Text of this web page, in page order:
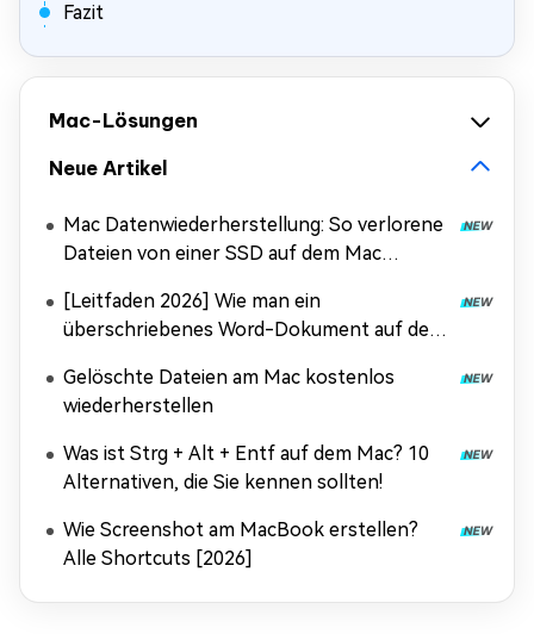
Fazit
Mac-Lösungen
Neue Artikel
Mac Datenwiederherstellung: So verlorene
Dateien von einer SSD auf dem Mac
[Leitfaden 2026] Wie man ein
überschriebenes Word-Dokument auf dem
Gelöschte Dateien am Mac kostenlos
wiederherstellen
Was ist Strg + Alt + Entf auf dem Mac? 10
Alternativen, die Sie kennen sollten!
Wie Screenshot am MacBook erstellen?
Alle Shortcuts [2026]